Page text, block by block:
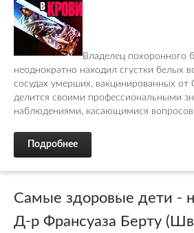
Владелец
неоднократно находил сгустки белых
сосудах умерших, вакцинированных от
делится своими профессиональными
наблюдениями, касающимися
Подробнее
Самые здоровые дети -
Д-р Франсуаза Берту